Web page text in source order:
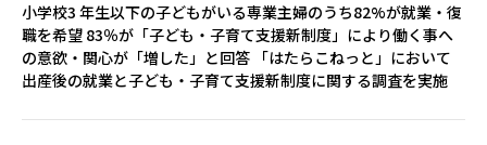
小学校3 年生以下の子どもがいる専業主婦のうち82%が就業・復
職を希望 83％が「子ども・子育て支援新制度」により働く事へ
の意欲・関心が「増した」と回答 「はたらこねっと」において
出産後の就業と子ども・子育て支援新制度に関する調査を実施